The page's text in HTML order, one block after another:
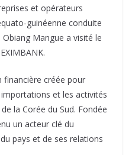
et opérateurs
guinéenne conduite
Mangue a visité le
financière créée pour
et les activités
la Corée du Sud. Fondée
un acteur clé du
pays et de ses relations